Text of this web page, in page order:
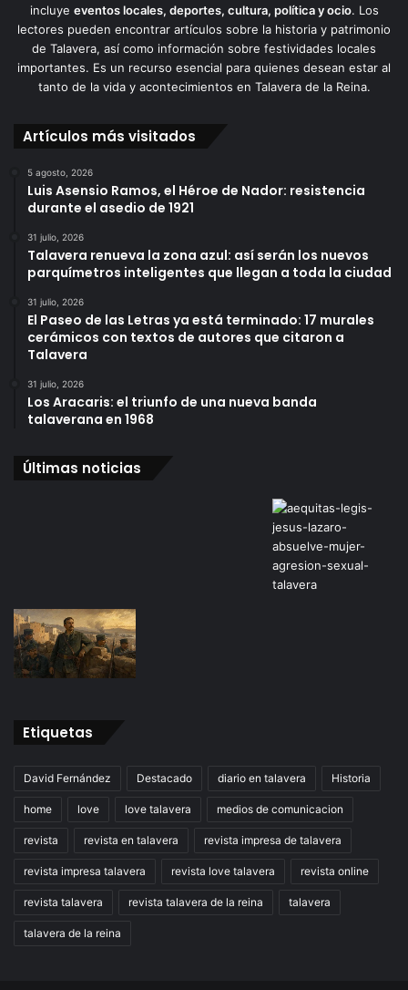
incluye eventos locales, deportes, cultura, política y ocio. Los
lectores pueden encontrar artículos sobre la historia y patrimonio
de Talavera, así como información sobre festividades locales
importantes. Es un recurso esencial para quienes desean estar al
tanto de la vida y acontecimientos en Talavera de la Reina.
Artículos más visitados
5 agosto, 2026
Luis Asensio Ramos, el Héroe de Nador: resistencia
durante el asedio de 1921
31 julio, 2026
Talavera renueva la zona azul: así serán los nuevos
parquímetros inteligentes que llegan a toda la ciudad
31 julio, 2026
El Paseo de las Letras ya está terminado: 17 murales
cerámicos con textos de autores que citaron a
Talavera
31 julio, 2026
Los Aracaris: el triunfo de una nueva banda
talaverana en 1968
Últimas noticias
Etiquetas
David Fernández Destacado diario en talavera Historia
home love love talavera medios de comunicacion
revista revista en talavera revista impresa de talavera
revista impresa talavera revista love talavera revista online
revista talavera revista talavera de la reina talavera
talavera de la reina